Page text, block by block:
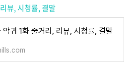
뷰, 시청률, 결말
악귀 1화 줄거리, 리뷰, 시청률, 결말